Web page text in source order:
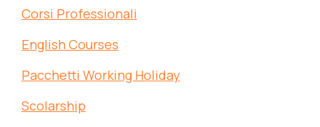
Corsi Professionali
English Courses
Pacchetti Working Holiday
Scolarship